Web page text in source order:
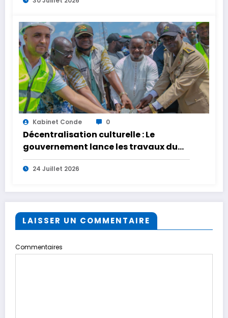
Kabinet Conde 0
Décentralisation culturelle : Le
gouvernement lance les travaux du
complexe culturel régional de Kankan
24 Juillet 2026
LAISSER UN COMMENTAIRE
Commentaires